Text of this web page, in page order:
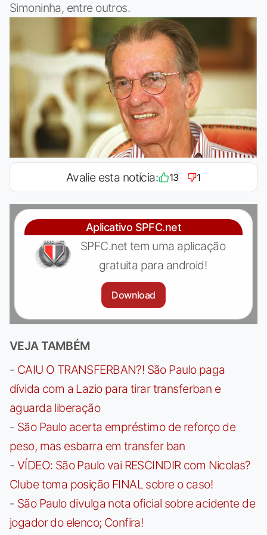
Simoninha, entre outros.
Avalie esta notícia: 13 1
Aplicativo SPFC.net
SPFC.net tem uma aplicação
gratuita para android!
Download
VEJA TAMBÉM
- CAIU O TRANSFERBAN?! São Paulo paga
dívida com a Lazio para tirar transferban e
aguarda liberação
- São Paulo acerta empréstimo de reforço de
peso, mas esbarra em transfer ban
- VÍDEO: São Paulo vai RESCINDIR com Nicolas?
Clube toma posição FINAL sobre o caso!
- São Paulo divulga nota oficial sobre acidente de
jogador do elenco; Confira!